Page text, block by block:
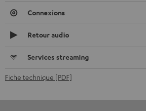
Connexions
Retour audio
Services streaming
Fiche technique [PDF]